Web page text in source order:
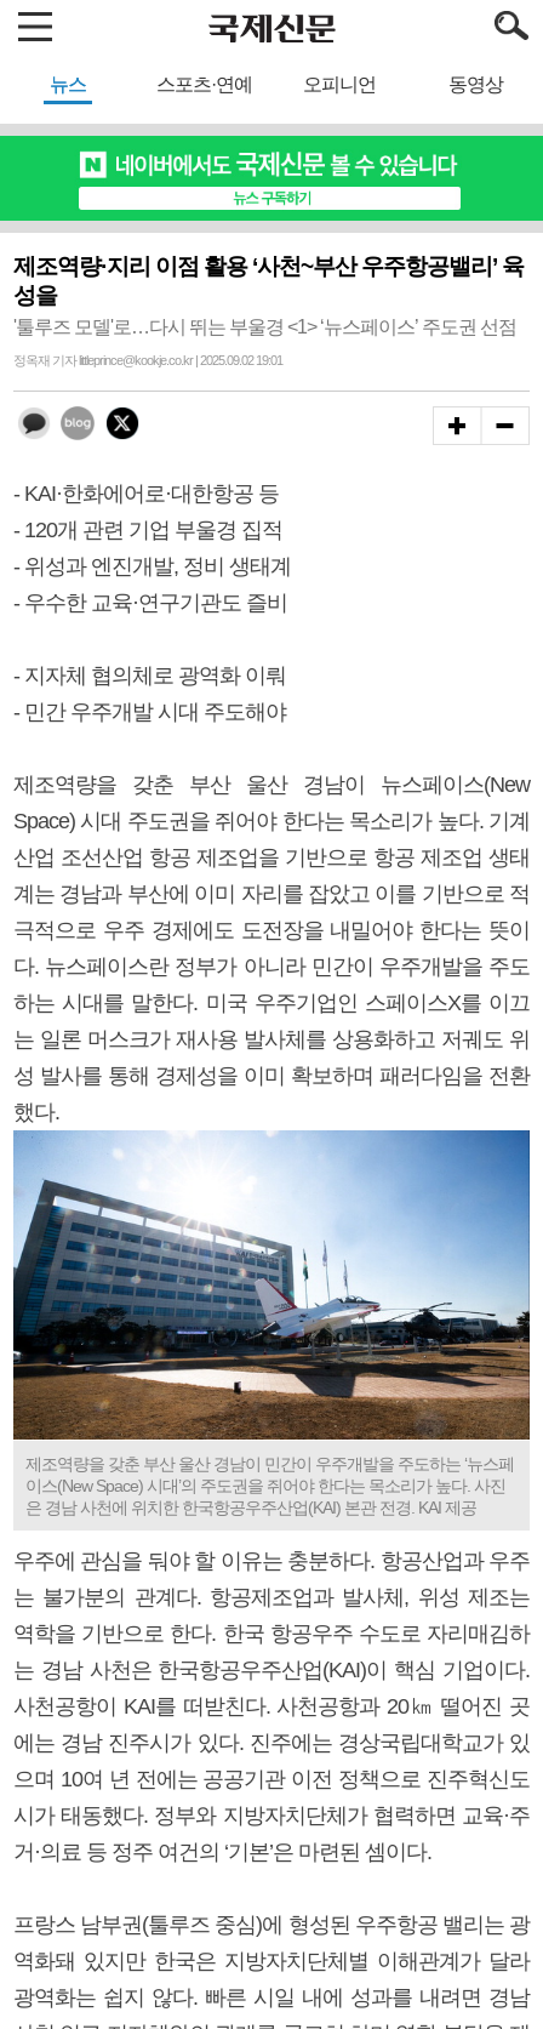
뉴스 스포츠·연예 오피니언 동영상
제조역량·지리 이점 활용 ‘사천~부산 우주항공밸리’ 육
성을
'툴루즈 모델'로…다시 뛰는 부울경 <1> ‘뉴스페이스’ 주도권 선점
정옥재 기자 littleprince@kookje.co.kr | 2025.09.02 19:01
- KAI·한화에어로·대한항공 등
- 120개 관련 기업 부울경 집적
- 위성과 엔진개발, 정비 생태계
- 우수한 교육·연구기관도 즐비
- 지자체 협의체로 광역화 이뤄
- 민간 우주개발 시대 주도해야
제조역량을 갖춘 부산 울산 경남이 뉴스페이스(New
Space) 시대 주도권을 쥐어야 한다는 목소리가 높다. 기계
산업 조선산업 항공 제조업을 기반으로 항공 제조업 생태
계는 경남과 부산에 이미 자리를 잡았고 이를 기반으로 적
극적으로 우주 경제에도 도전장을 내밀어야 한다는 뜻이
다. 뉴스페이스란 정부가 아니라 민간이 우주개발을 주도
하는 시대를 말한다. 미국 우주기업인 스페이스X를 이끄
는 일론 머스크가 재사용 발사체를 상용화하고 저궤도 위
성 발사를 통해 경제성을 이미 확보하며 패러다임을 전환
했다.
제조역량을 갖춘 부산 울산 경남이 민간이 우주개발을 주도하는 ‘뉴스페
이스(New Space) 시대’의 주도권을 쥐어야 한다는 목소리가 높다. 사진
은 경남 사천에 위치한 한국항공우주산업(KAI) 본관 전경. KAI 제공
우주에 관심을 둬야 할 이유는 충분하다. 항공산업과 우주
는 불가분의 관계다. 항공제조업과 발사체, 위성 제조는
역학을 기반으로 한다. 한국 항공우주 수도로 자리매김하
는 경남 사천은 한국항공우주산업(KAI)이 핵심 기업이다.
사천공항이 KAI를 떠받친다. 사천공항과 20㎞ 떨어진 곳
에는 경남 진주시가 있다. 진주에는 경상국립대학교가 있
으며 10여 년 전에는 공공기관 이전 정책으로 진주혁신도
시가 태동했다. 정부와 지방자치단체가 협력하면 교육·주
거·의료 등 정주 여건의 ‘기본’은 마련된 셈이다.
프랑스 남부권(툴루즈 중심)에 형성된 우주항공 밸리는 광
역화돼 있지만 한국은 지방자치단체별 이해관계가 달라
광역화는 쉽지 않다. 빠른 시일 내에 성과를 내려면 경남